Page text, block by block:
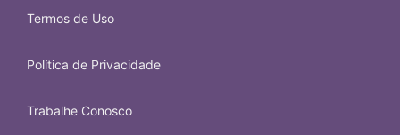
Termos de Uso
Política de Privacidade
Trabalhe Conosco